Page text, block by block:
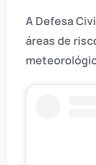
A Defesa
áreas de